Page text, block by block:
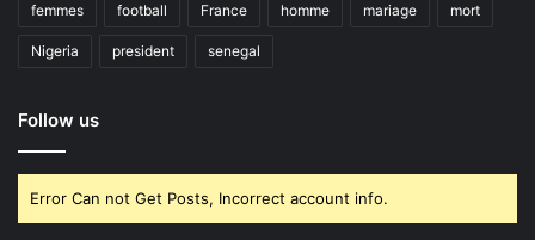
femmes football France homme mariage mort
Nigeria president senegal
Follow us
Error Can not Get Posts, Incorrect account info.